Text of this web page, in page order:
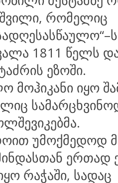
რომელიც
1811 წელს
ეზოში.
მოჰიკანი იყო
უმოქმედოდ
რაჭაში, სადაც